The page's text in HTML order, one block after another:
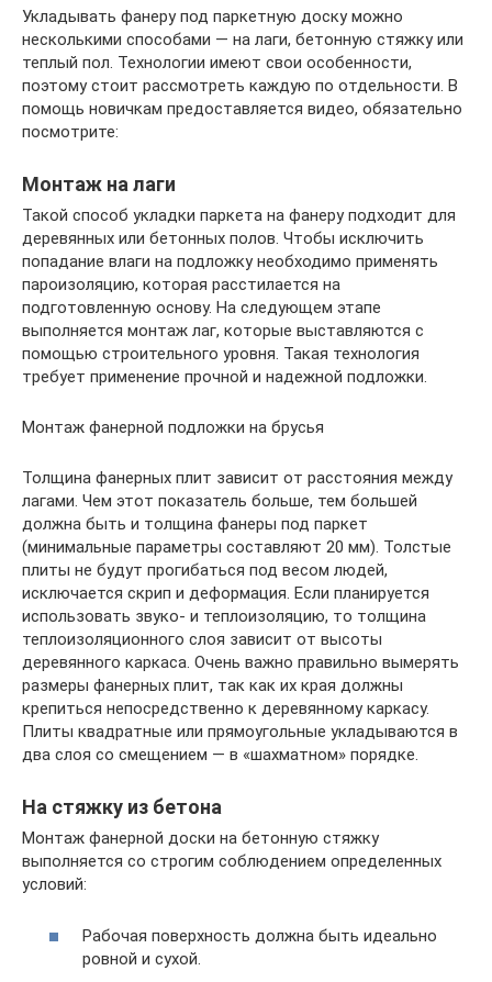
Укладывать фанеру под паркетную доску можно
несколькими способами — на лаги, бетонную стяжку или
теплый пол. Технологии имеют свои особенности,
поэтому стоит рассмотреть каждую по отдельности. В
помощь новичкам предоставляется видео, обязательно
посмотрите:
Монтаж на лаги
Такой способ укладки паркета на фанеру подходит для
деревянных или бетонных полов. Чтобы исключить
попадание влаги на подложку необходимо применять
пароизоляцию, которая расстилается на
подготовленную основу. На следующем этапе
выполняется монтаж лаг, которые выставляются с
помощью строительного уровня. Такая технология
требует применение прочной и надежной подложки.
Монтаж фанерной подложки на брусья
Толщина фанерных плит зависит от расстояния между
лагами. Чем этот показатель больше, тем большей
должна быть и толщина фанеры под паркет
(минимальные параметры составляют 20 мм). Толстые
плиты не будут прогибаться под весом людей,
исключается скрип и деформация. Если планируется
использовать звуко- и теплоизоляцию, то толщина
теплоизоляционного слоя зависит от высоты
деревянного каркаса. Очень важно правильно вымерять
размеры фанерных плит, так как их края должны
крепиться непосредственно к деревянному каркасу.
Плиты квадратные или прямоугольные укладываются в
два слоя со смещением — в «шахматном» порядке.
На стяжку из бетона
Монтаж фанерной доски на бетонную стяжку
выполняется со строгим соблюдением определенных
условий:
Рабочая поверхность должна быть идеально
ровной и сухой.